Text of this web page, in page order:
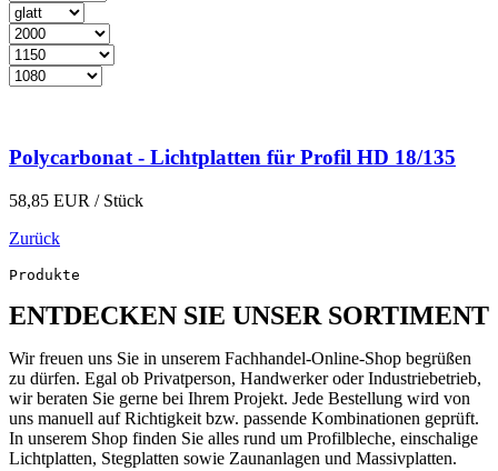
Polycarbonat - Lichtplatten für Profil HD 18/135
58,85 EUR / Stück
Zurück
Produkte
ENTDECKEN SIE UNSER SORTIMENT
Wir freuen uns Sie in unserem Fachhandel-Online-Shop begrüßen
zu dürfen. Egal ob Privatperson, Handwerker oder Industriebetrieb,
wir beraten Sie gerne bei Ihrem Projekt. Jede Bestellung wird von
uns manuell auf Richtigkeit bzw. passende Kombinationen geprüft.
In unserem Shop finden Sie alles rund um Profilbleche, einschalige
Lichtplatten, Stegplatten sowie Zaunanlagen und Massivplatten.